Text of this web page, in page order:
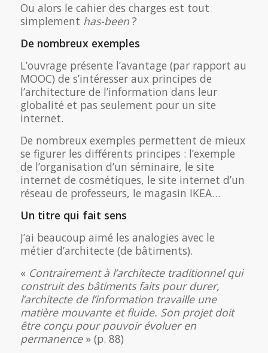
Ou alors le cahier des charges est tout
simplement has-been?
De nombreux exemples
L’ouvrage présente l’avantage (par rapport au
MOOC) de s’intéresser aux principes de
l’architecture de l’information dans leur
globalité et pas seulement pour un site
internet.
De nombreux exemples permettent de mieux
se figurer les différents principes : l’exemple
de l’organisation d’un séminaire, le site
internet de cosmétiques, le site internet d’un
réseau de professeurs, le magasin IKEA…
Un titre qui fait sens
J’ai beaucoup aimé les analogies avec le
métier d’architecte (de bâtiments).
« Contrairement à l’architecte traditionnel qui
construit des bâtiments faits pour durer,
l’architecte de l’information travaille une
matière mouvante et fluide. Son projet doit
être conçu pour pouvoir évoluer en
permanence » (p. 88)